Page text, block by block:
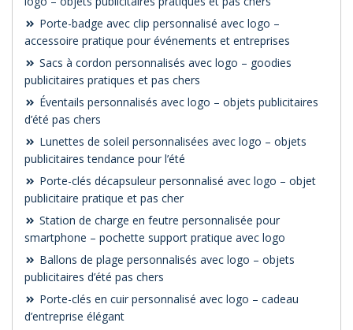
Porte-badge avec clip personnalisé avec logo –
accessoire pratique pour événements et entreprises
Sacs à cordon personnalisés avec logo – goodies
publicitaires pratiques et pas chers
Éventails personnalisés avec logo – objets publicitaires
d’été pas chers
Lunettes de soleil personnalisées avec logo – objets
publicitaires tendance pour l’été
Porte-clés décapsuleur personnalisé avec logo – objet
publicitaire pratique et pas cher
Station de charge en feutre personnalisée pour
smartphone – pochette support pratique avec logo
Ballons de plage personnalisés avec logo – objets
publicitaires d’été pas chers
Porte-clés en cuir personnalisé avec logo – cadeau
d’entreprise élégant